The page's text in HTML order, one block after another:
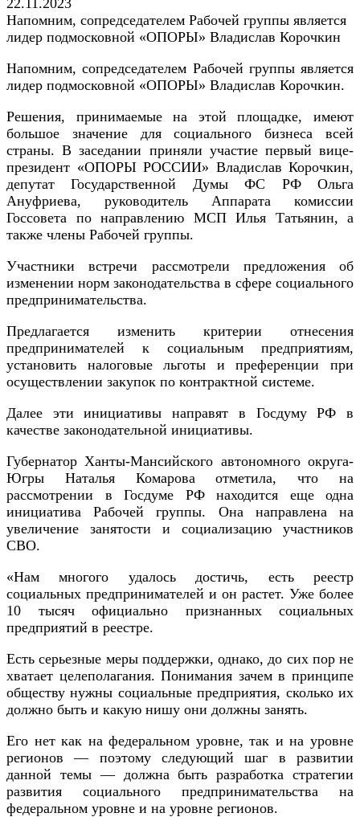
Напомним, сопредседателем Рабочей группы является
лидер подмосковной «ОПОРЫ» Владислав Корочкин
Напомним, сопредседателем Рабочей группы является
лидер подмосковной «ОПОРЫ» Владислав Корочкин.
Решения, принимаемые на этой площадке, имеют
большое значение для социального бизнеса всей
страны. В заседании приняли участие первый вице-
президент «ОПОРЫ РОССИИ» Владислав Корочкин,
депутат Государственной Думы ФС РФ Ольга
Ануфриева, руководитель Аппарата комиссии
Госсовета по направлению МСП Илья Татьянин, а
также члены Рабочей группы.
Участники встречи рассмотрели предложения об
изменении норм законодательства в сфере социального
предпринимательства.
Предлагается изменить критерии отнесения
предпринимателей к социальным предприятиям,
установить налоговые льготы и преференции при
осуществлении закупок по контрактной системе.
Далее эти инициативы направят в Госдуму РФ в
качестве законодательной инициативы.
Губернатор Ханты-Мансийского автономного округа-
Югры Наталья Комарова отметила, что на
рассмотрении в Госдуме РФ находится еще одна
инициатива Рабочей группы. Она направлена на
увеличение занятости и социализацию участников
СВО.
«Нам многого удалось достичь, есть реестр
социальных предпринимателей и он растет. Уже более
10 тысяч официально признанных социальных
предприятий в реестре.
Есть серьезные меры поддержки, однако, до сих пор не
хватает целеполагания. Понимания зачем в принципе
обществу нужны социальные предприятия, сколько их
должно быть и какую нишу они должны занять.
Его нет как на федеральном уровне, так и на уровне
регионов — поэтому следующий шаг в развитии
данной темы — должна быть разработка стратегии
развития социального предпринимательства на
федеральном уровне и на уровне регионов.